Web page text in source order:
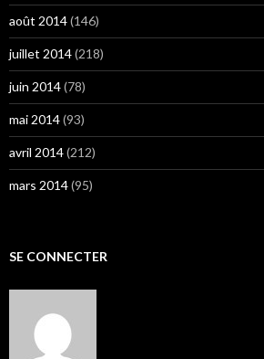
août 2014(146)
juillet 2014(218)
juin 2014(78)
mai 2014(93)
avril 2014(212)
mars 2014(95)
SE CONNECTER